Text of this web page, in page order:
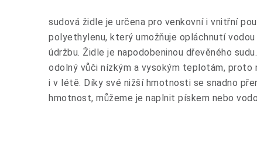
sudová židle je určena pro venkovní i vnitřní
polyethylenu, který umožňuje opláchnutí
údržbu. Židle je napodobeninou dřevěného
odolný vůči nízkým a vysokým teplotám, proto
i v létě. Díky své nižší hmotnosti se snadno
hmotnost, můžeme je naplnit pískem nebo